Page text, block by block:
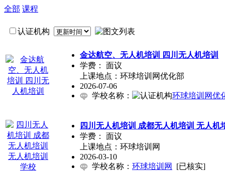
全部 课程
认证机构
金达航空、无人机培训 四川无人机培训
学费： 面议
上课地点：环球培训网优化部
2026-07-06
学校名称：
环球培训网优
四川无人机培训 成都无人机培训 无人机
学费： 面议
上课地点：环球培训网
2026-03-10
学校名称： 环球培训网 [已核实]